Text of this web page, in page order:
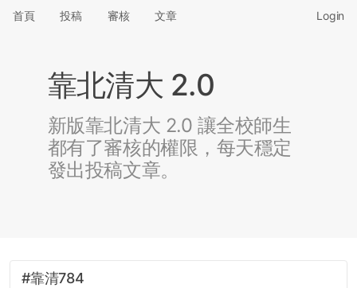
首頁 投稿 審核 文章 Login
靠北清大 2.0
新版靠北清大 2.0 讓全校師生
都有了審核的權限，每天穩定
發出投稿文章。
#靠清784